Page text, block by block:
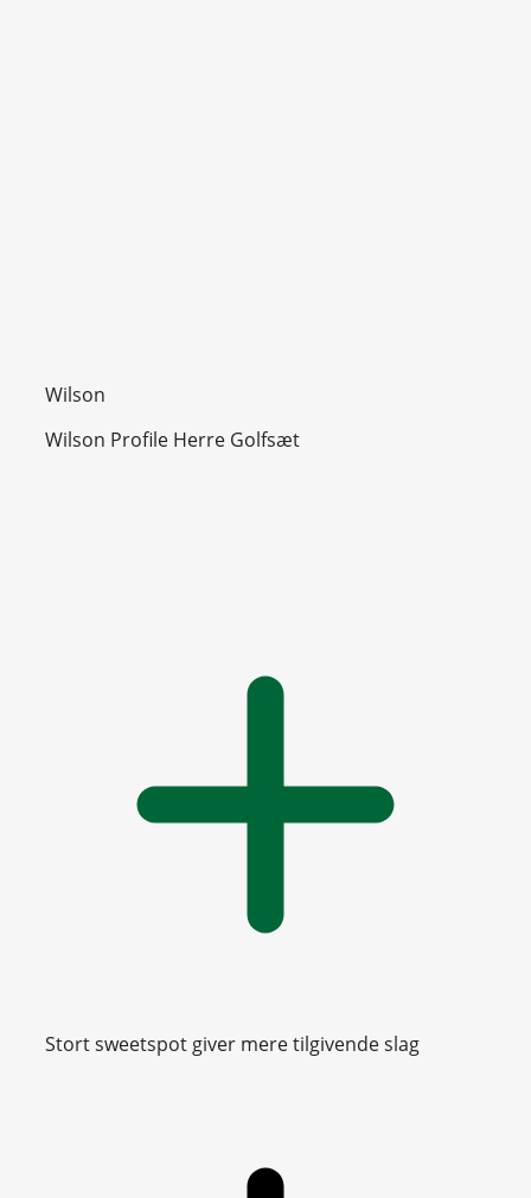
Wilson
Wilson Profile Herre Golfsæt
Stort sweetspot giver mere tilgivende slag